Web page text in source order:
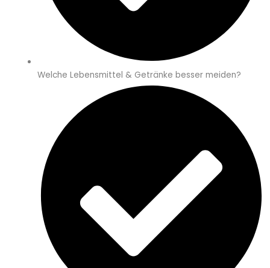
Welche Lebensmittel & Getränke besser meiden?